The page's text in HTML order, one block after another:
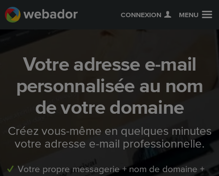
CONNEXION MENU
Votre adresse e-mail
personnalisée au nom
de votre domaine
Créez vous-même en quelques minutes
votre adresse e-mail professionnelle.
Votre propre messagerie + nom de domaine +